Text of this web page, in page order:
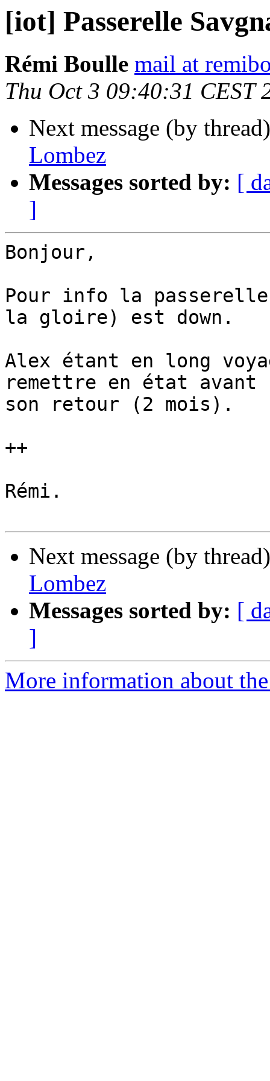
[iot] Passerelle
Rémi Boulle mail at
Thu Oct 3 09:40:31 CEST
Next message (by
Lombez
Messages sorted by: [
]
Bonjour,
Pour info la passerelle
la gloire) est down.
Alex étant en long
remettre en état avant
son retour (2 mois).
++
Rémi.
Next message (by
Lombez
Messages sorted by: [
]
More information about